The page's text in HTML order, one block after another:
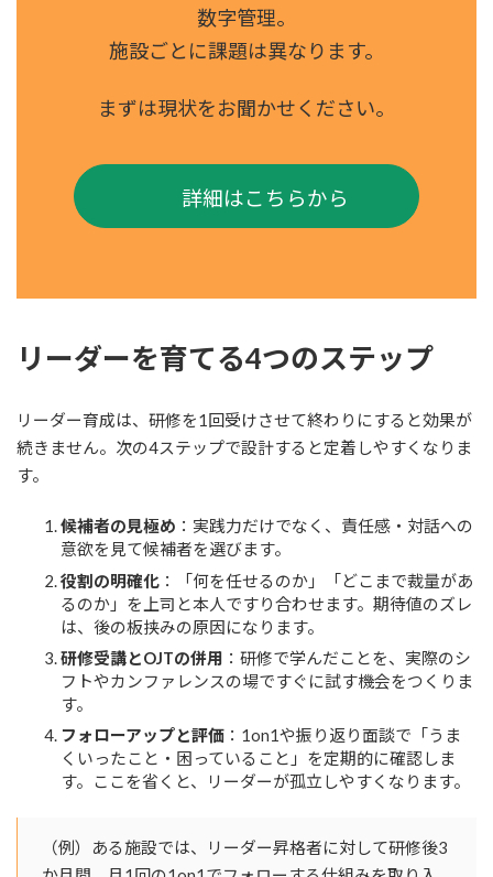
数字管理。
施設ごとに課題は異なります。
まずは現状をお聞かせください。
詳細はこちらから
リーダーを育てる4つのステップ
リーダー育成は、研修を1回受けさせて終わりにすると効果が
続きません。次の4ステップで設計すると定着しやすくなりま
す。
候補者の見極め ：実践力だけでなく、責任感・対話への
意欲を見て候補者を選びます。
役割の明確化 ：「何を任せるのか」「どこまで裁量があ
るのか」を上司と本人ですり合わせます。期待値のズレ
は、後の板挟みの原因になります。
研修受講とOJTの併用 ：研修で学んだことを、実際のシ
フトやカンファレンスの場ですぐに試す機会をつくりま
す。
フォローアップと評価 ：1on1や振り返り面談で「うま
くいったこと・困っていること」を定期的に確認しま
す。ここを省くと、リーダーが孤立しやすくなります。
（例）ある施設では、リーダー昇格者に対して研修後3